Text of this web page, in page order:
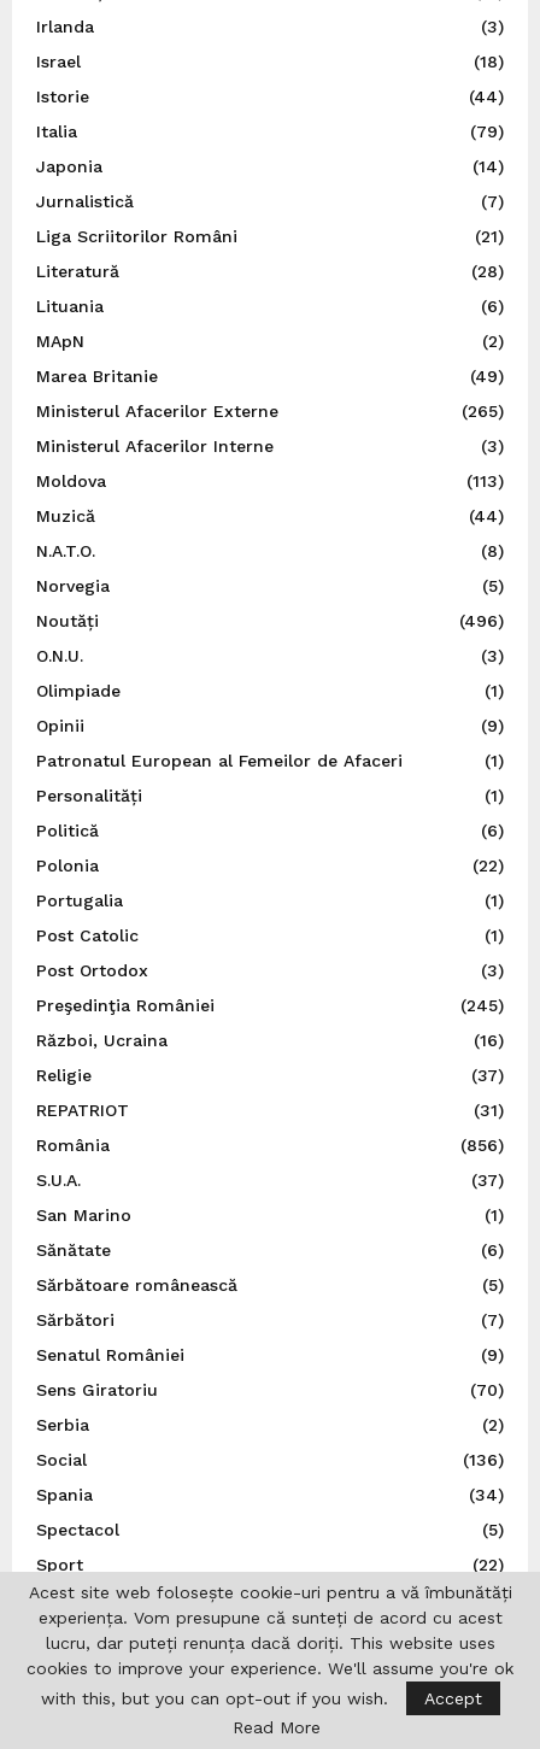
Irlanda
(3)
Israel
(18)
Istorie
(44)
Italia
(79)
Japonia
(14)
Jurnalistică
(7)
Liga Scriitorilor Români
(21)
Literatură
(28)
Lituania
(6)
MApN
(2)
Marea Britanie
(49)
Ministerul Afacerilor Externe
(265)
Ministerul Afacerilor Interne
(3)
Moldova
(113)
Muzică
(44)
N.A.T.O.
(8)
Norvegia
(5)
Noutăți
(496)
O.N.U.
(3)
Olimpiade
(1)
Opinii
(9)
Patronatul European al Femeilor de Afaceri
(1)
Personalități
(1)
Politică
(6)
Polonia
(22)
Portugalia
(1)
Post Catolic
(1)
Post Ortodox
(3)
Preşedinţia României
(245)
Război, Ucraina
(16)
Religie
(37)
REPATRIOT
(31)
România
(856)
S.U.A.
(37)
San Marino
(1)
Sănătate
(6)
Sărbătoare românească
(5)
Sărbători
(7)
Senatul României
(9)
Sens Giratoriu
(70)
Serbia
(2)
Social
(136)
Spania
(34)
Spectacol
(5)
Sport
(22)
Statele Unite ale Americii
(21)
Știință
Suedia
(14)
Ţările de Jos
(7)
Acest site web folosește cookie-uri pentru a vă îmbunătăți
experiența. Vom presupune că sunteți de acord cu acest
lucru, dar puteți renunța dacă doriți. This website uses
cookies to improve your experience. We'll assume you're ok
with this, but you can opt-out if you wish.
Accept
Read More